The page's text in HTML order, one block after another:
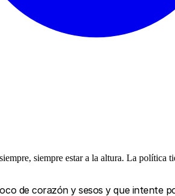
siempre estar a la altura. La política
de corazón y sesos y que intente